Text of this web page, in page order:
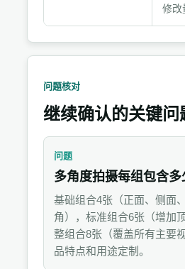
修改
问题核对
继续确认的关键问
问题
多角度拍摄每组包含多
基础组合4张（正面、侧面
角），标准组合6张（增加
整组合8张（覆盖所有主要
品特点和用途定制。